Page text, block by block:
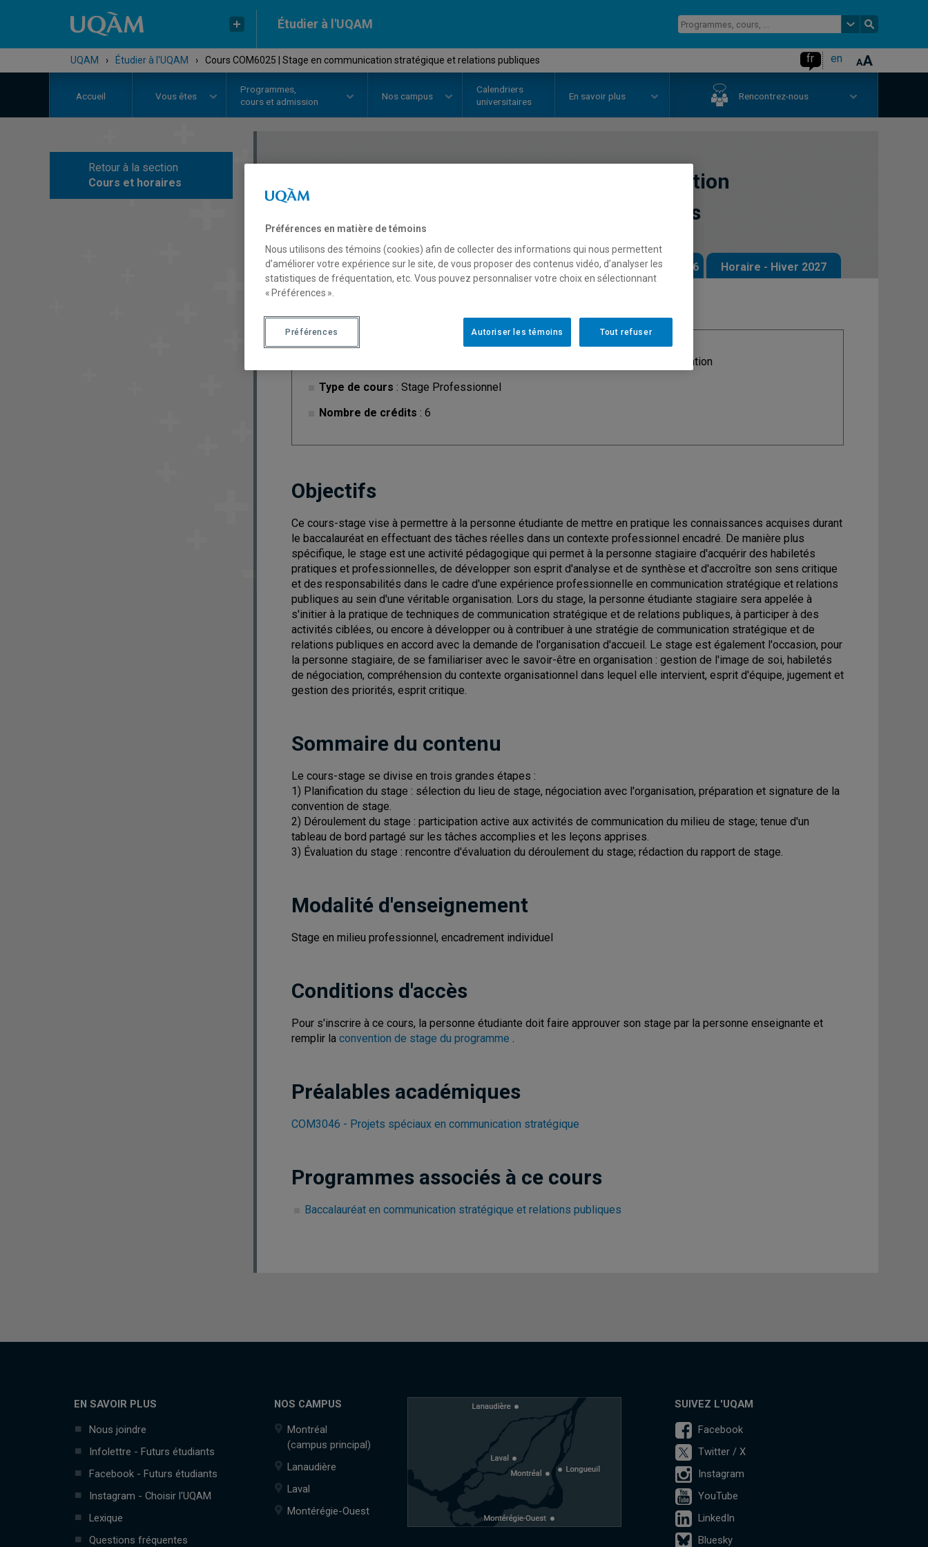
Étudier à l'UQAM
UQAM › Étudier à l'UQAM › Cours COM6025 | Stage en communication stratégique et relations publiques fr en
Accueil Vous êtes
Programmes,
cours et admission
Nos campus
Calendriers
universitaires
En savoir plus Rencontrez-nous
Retour à la section
Cours et horaires
Stage en communication
stratégique et relations publiques
Description Horaire - Été 2026 Horaire - Automne 2026 Horaire - Hiver 2027
Type de cours : Stage Professionnel
Nombre de crédits : 6
: Communication
Objectifs
Ce cours-stage vise à permettre à la personne étudiante de mettre en pratique les connaissances acquises durant
le baccalauréat en effectuant des tâches réelles dans un contexte professionnel encadré. De manière plus
spécifique, le stage est une activité pédagogique qui permet à la personne stagiaire d'acquérir des habiletés
pratiques et professionnelles, de développer son esprit d'analyse et de synthèse et d'accroître son sens critique
et des responsabilités dans le cadre d'une expérience professionnelle en communication stratégique et relations
publiques au sein d'une véritable organisation. Lors du stage, la personne étudiante stagiaire sera appelée à
s'initier à la pratique de techniques de communication stratégique et de relations publiques, à participer à des
activités ciblées, ou encore à développer ou à contribuer à une stratégie de communication stratégique et de
relations publiques en accord avec la demande de l'organisation d'accueil. Le stage est également l'occasion, pour
la personne stagiaire, de se familiariser avec le savoir-être en organisation : gestion de l'image de soi, habiletés
de négociation, compréhension du contexte organisationnel dans lequel elle intervient, esprit d'équipe, jugement et
gestion des priorités, esprit critique.
Sommaire du contenu
Le cours-stage se divise en trois grandes étapes :
1) Planification du stage : sélection du lieu de stage, négociation avec l'organisation, préparation et signature de la
convention de stage.
2) Déroulement du stage : participation active aux activités de communication du milieu de stage; tenue d'un
tableau de bord partagé sur les tâches accomplies et les leçons apprises.
3) Évaluation du stage : rencontre d'évaluation du déroulement du stage; rédaction du rapport de stage.
Modalité d'enseignement
Stage en milieu professionnel, encadrement individuel
Conditions d'accès
Pour s'inscrire à ce cours, la personne étudiante doit faire approuver son stage par la personne enseignante et
remplir la convention de stage du programme .
Préalables académiques
COM3046 - Projets spéciaux en communication stratégique
Programmes associés à ce cours
Baccalauréat en communication stratégique et relations publiques
EN SAVOIR PLUS
Nous joindre
Infolettre - Futurs étudiants
Facebook - Futurs étudiants
Instagram - Choisir l'UQAM
Lexique
Questions fréquentes
NOS CAMPUS
Montréal
(campus principal)
Lanaudière
Laval
Montérégie-Ouest
SUIVEZ L'UQAM
Facebook
Twitter / X
Instagram
YouTube
LinkedIn
Bluesky
Préférences en matière de témoins
Nous utilisons des témoins (cookies) afin de collecter des informations qui nous permettent
d’améliorer votre expérience sur le site, de vous proposer des contenus vidéo, d’analyser les
statistiques de fréquentation, etc. Vous pouvez personnaliser votre choix en sélectionnant
« Préférences ».
Tout refuser
Autoriser les témoins
Préférences